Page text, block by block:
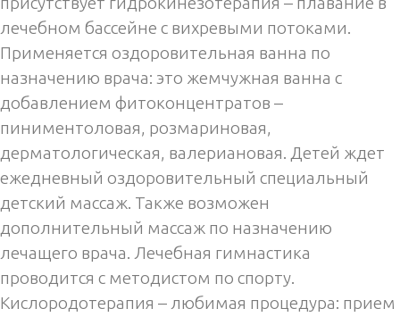
лечебном бассейне с вихревыми потоками.
Применяется оздоровительная ванна по
назначению врача: это жемчужная ванна с
добавлением фитоконцентратов –
пиниментоловая, розмариновая,
дерматологическая, валериановая. Детей ждет
ежедневный оздоровительный специальный
детский массаж. Также возможен
дополнительный массаж по назначению
лечащего врача. Лечебная гимнастика
проводится с методистом по спорту.
Кислородотерапия – любимая процедура: прием